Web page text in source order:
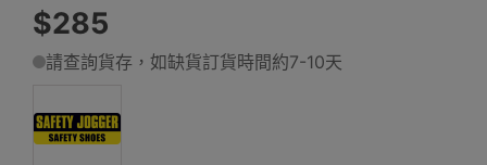
$285
請查詢貨存，如缺貨訂貨時間約7-10天